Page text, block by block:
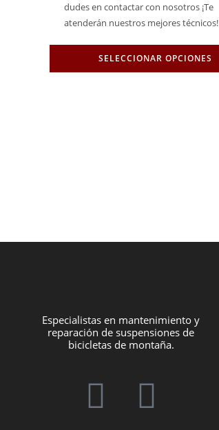
SELECCIONAR OPCIONES
dudes en contactar con nosotros ¡Te
atenderán nuestros mejores técnicos!
Especialistas en mantenimiento y
reparación de suspensiones de
bicicletas de montaña.